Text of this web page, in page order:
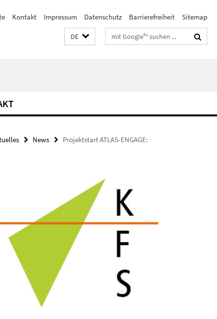
Kontakt Impressum Datenschutz Barrierefreiheit Sitemap
DE Suchbegriffe
News
Projektstart ATLAS-ENGAGE: